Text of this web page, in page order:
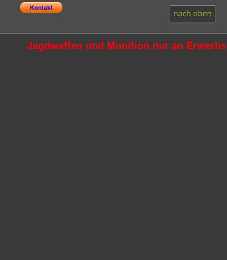
Jagdwaffen und Munition nur an